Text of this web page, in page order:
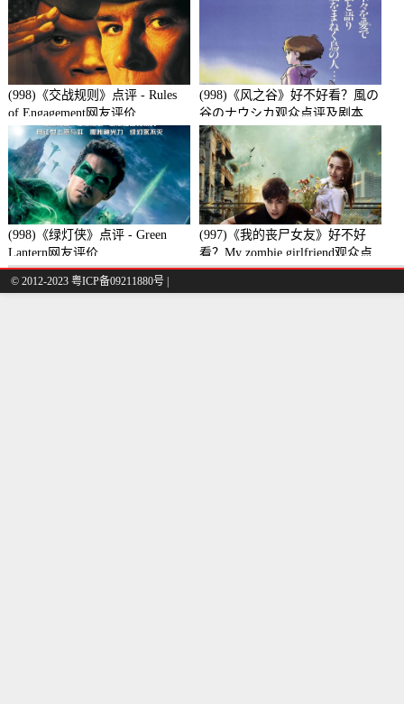
(998)《交战规则》点评 - Rules
of Engagement网友评价
(998)《风之谷》好不好看？風の
谷のナウシカ观众点评及剧本
(998)《绿灯侠》点评 - Green
Lantern网友评价
(997)《我的丧尸女友》好不好
看？My zombie girlfriend观众点
评及剧本
© 2012-2023 粤ICP备09211880号 |